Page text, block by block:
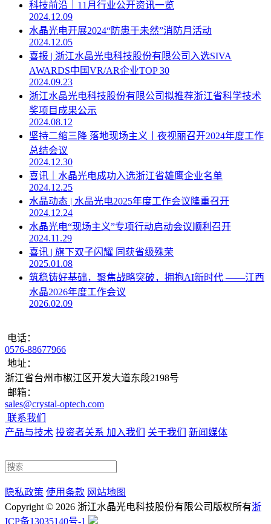
科技前沿｜11月行业公开资讯一览
2024.12.09
水晶光电开展2024“防患于未然”消防月活动
2024.12.05
喜报 | 浙江水晶光电科技股份有限公司入选SIVA
AWARDS中国VR/AR企业TOP 30
2024.09.23
浙江水晶光电科技股份有限公司拟推荐浙江省科学技术
奖项目成果公示
2024.08.12
坚持二缩三降 落地现场主义丨夜视丽召开2024年度工作
总结会议
2024.12.30
喜讯｜水晶光电成功入选浙江省雄鹰企业名单
2024.12.25
水晶动态 | 水晶光电2025年度工作会议隆重召开
2024.12.24
水晶光电“现场主义”专项行动启动会议顺利召开
2024.11.29
喜讯 | 旗下双子闪耀 同获省级殊荣
2025.01.08
筑稳铸好基础，聚焦战略突破，拥抱AI新时代 ——江西
水晶2026年度工作会议
2026.02.09
电话：
0576-88677966
地址：
浙江省台州市椒江区开发大道东段2198号
邮箱：
sales@crystal-optech.com
联系我们
产品与技术 投资者关系 加入我们 关于我们 新闻媒体
隐私政策 使用条款 网站地图
Copyright © 2026 浙江水晶光电科技股份有限公司 版权所有浙
ICP备13035140号-1